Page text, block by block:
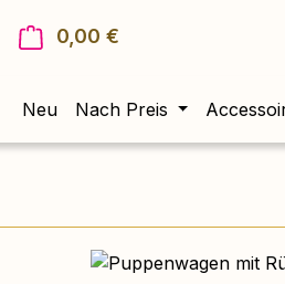
0,00 €
Neu Nach Preis